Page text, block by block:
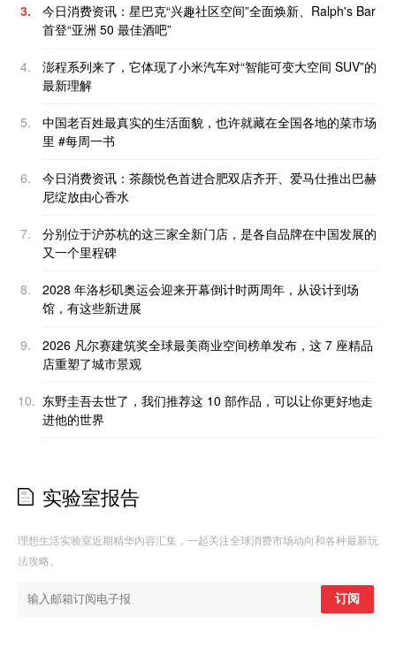
3.
今日消费资讯：星巴克“兴趣社区空间”全面焕新、Ralph's Bar
首登“亚洲 50 最佳酒吧”
4.
澎程系列来了，它体现了小米汽车对“智能可变大空间 SUV”的
最新理解
5.
中国老百姓最真实的生活面貌，也许就藏在全国各地的菜市场
里 #每周一书
6.
今日消费资讯：茶颜悦色首进合肥双店齐开、爱马仕推出巴赫
尼绽放由心香水
7.
分别位于沪苏杭的这三家全新门店，是各自品牌在中国发展的
又一个里程碑
8.
2028 年洛杉矶奥运会迎来开幕倒计时两周年，从设计到场
馆，有这些新进展
9.
2026 凡尔赛建筑奖全球最美商业空间榜单发布，这 7 座精品
店重塑了城市景观
10. 东野圭吾去世了，我们推荐这 10 部作品，可以让你更好地走
进他的世界
实验室报告
理想生活实验室近期精华内容汇集，一起关注全球消费市场动向和各种最新玩
法攻略。